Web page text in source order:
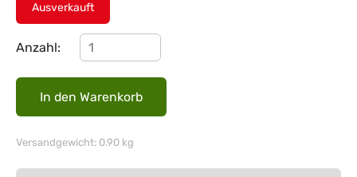
Ausverkauft
Anzahl:
Versandgewicht: 0.90 kg